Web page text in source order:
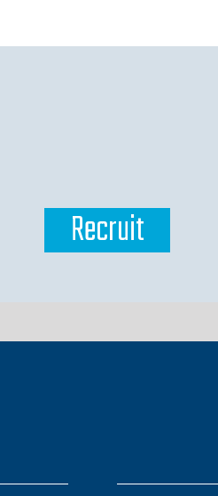
Recruit